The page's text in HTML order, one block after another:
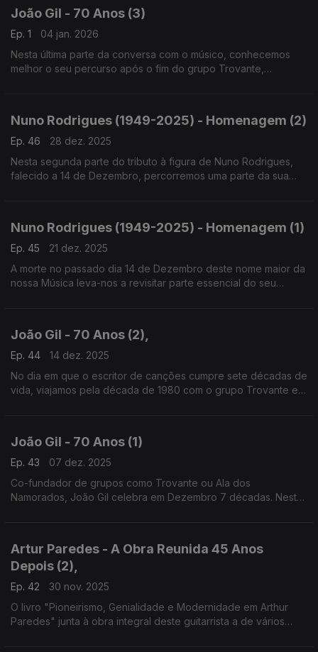
João Gil - 70 Anos (3)
Ep. 1
04 jan. 2026
Nesta última parte da conversa com o músico, conhecemos
melhor o seu percurso após o fim do grupo Trovante,
Nuno Rodrigues (1949-2025) - Homenagem (2)
Ep. 46
28 dez. 2025
Nesta segunda parte do tributo à figura de Nuno Rodrigues,
falecido a 14 de Dezembro, percorremos uma parte da sua
Nuno Rodrigues (1949-2025) - Homenagem (1)
Ep. 45
21 dez. 2025
A morte no passado dia 14 de Dezembro deste nome maior da
nossa Música leva-nos a revisitar parte essencial do seu
João Gil - 70 Anos (2),
Ep. 44
14 dez. 2025
No dia em que o escritor de canções cumpre sete décadas de
vida, viajamos pela década de 1980 com o grupo Trovante e
João Gil - 70 Anos (1)
Ep. 43
07 dez. 2025
Co-fundador de grupos como Trovante ou Ala dos
Namorados, João Gil celebra em Dezembro 7 décadas. Nesta
Artur Paredes - A Obra Reunida 45 Anos
Depois (2),
Ep. 42
30 nov. 2025
O livro "Pioneirismo, Genialidade e Modernidade em Arthur
Paredes" junta à obra integral deste guitarrista a de vários